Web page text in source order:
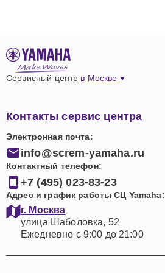
Сервисный центр в Москве
Контакты сервис центра
Электронная почта:
info@screm-yamaha.ru
Контактный телефон:
+7 (495) 023-83-23
Адрес и график работы СЦ Yamaha:
г. Москва
улица Шаболовка, 52
Ежедневно с 9:00 до 21:00